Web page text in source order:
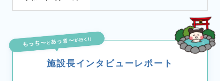
施設長インタビューレポート